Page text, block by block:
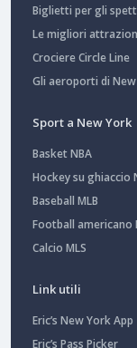
Biglietti per gli
Le migliori
Crociere Circle Line
Gli aeroporti di
Sport a New York
Basket NBA
Hockey su ghiaccio
Baseball MLB
Football americano
Calcio MLS
Link utili
Eric’s New York App
Eric’s Pass Picker